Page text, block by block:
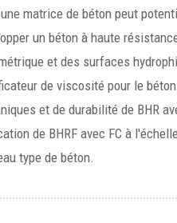
matrice de béton peut
un béton à haute
et des surfaces
de viscosité pour le
et de durabilité de BHR
de BHRF avec FC à
type de béton.